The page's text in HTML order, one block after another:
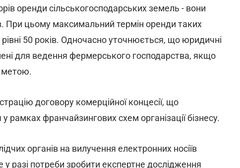
оренди сільськогосподарських земель - вони
При цьому максимальний термін оренди таких
50 років. Одночасно уточнюється, що юридичні
для ведення фермерського господарства, якщо
метою.
договору комерційної концесії, що
франчайзингових схем організації бізнесу.
органів на вилучення електронних носіїв
разі потреби зробити експертне дослідження